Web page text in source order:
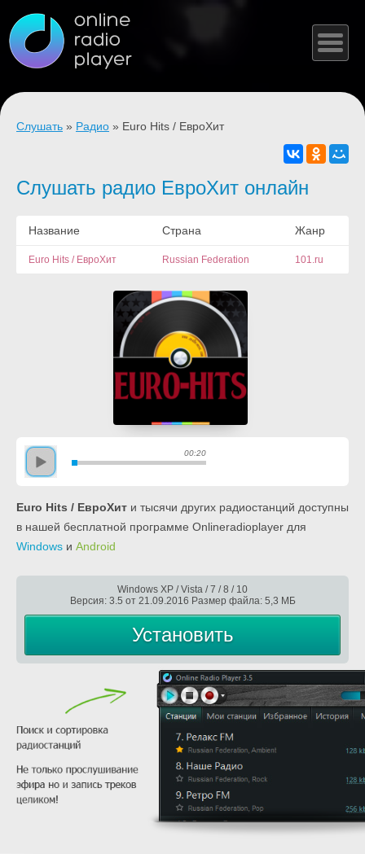
Слушать » Радио » Euro Hits / ЕвроХит
Слушать радио ЕвроХит онлайн
Название Страна Жанр
Euro Hits / ЕвроХит Russian Federation 101.ru
00:20
Euro Hits / ЕвроХит и тысячи других радиостанций доступны
в нашей бесплатной программе Onlineradioplayer для
Windows и Android
Windows XP / Vista / 7 / 8 / 10
Версия: 3.5 от 21.09.2016 Размер файла: 5,3 МБ
Установить